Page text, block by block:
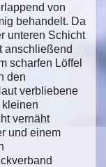
von
behandelt. Da
unteren Schicht
anschließend
scharfen Löffel
den
verbliebene
vernäht
und einem